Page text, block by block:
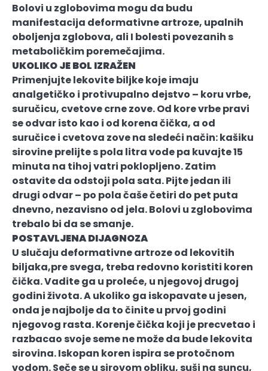
Bolovi u zglobovima mogu da budu
manifestacija deformativne artroze, upalnih
oboljenja zglobova, ali I bolesti povezanih s
metaboličkim poremečajima.
UKOLIKO JE BOL IZRAŽEN
Primenjujte lekovite biljke koje imaju
analgetičko i protivupalno dejstvo – koru vrbe,
suručicu, cvetove crne zove. Od kore vrbe pravi
se odvar isto kao i od korena čička, a od
suručice i cvetova zove na sledeći način: kašiku
sirovine prelijte s pola litra vode pa kuvajte 15
minuta na tihoj vatri poklopljeno. Zatim
ostavite da odstoji pola sata. Pijte jedan ili
drugi odvar – po pola čaše četiri do pet puta
dnevno, nezavisno od jela. Bolovi u zglobovima
trebalo bi da se smanje.
POSTAVLJENA DIJAGNOZA
U slučaju deformativne artroze od lekovitih
biljaka,pre svega, treba redovno koristiti koren
čička. Vadite ga u proleće, u njegovoj drugoj
godini života. A ukoliko ga iskopavate u jesen,
onda je najbolje da to činite u prvoj godini
njegovog rasta. Korenje čička koji je precvetao i
razbacao svoje seme ne može da bude lekovita
sirovina. Iskopan koren ispira se protočnom
vodom. Seče se u sirovom obliku, suši na suncu,